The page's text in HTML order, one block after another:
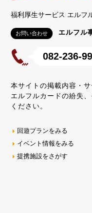
福利厚生サービス エルフ
お問い合わせ エルフル
082-236-
本サイトの掲載内容・
エルフルカードの紛失
ください。
回遊プランをみる
イベント情報をみる
提携施設をさがす